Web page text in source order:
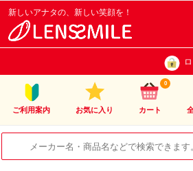
新しいアナタの、新しい笑顔を！
ご利用案内 お気に入り カート
0